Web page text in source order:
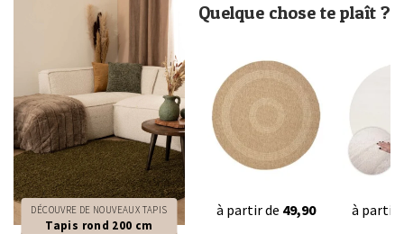
DÉCOUVRE DE NOUVEAUX TAPIS
Tapis rond 200 cm
Quelque chose te plaît ?
à partir de 49,90 à partir